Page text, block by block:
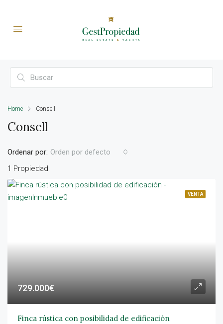
Home Consell
Consell
1 Propiedad
Ordenar por: Orden por defecto
VENTA
729.000€
Finca rústica con posibilidad de edificación